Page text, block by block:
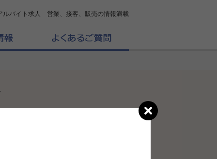
ルバイト求人 営業、接客、販売の情報満載